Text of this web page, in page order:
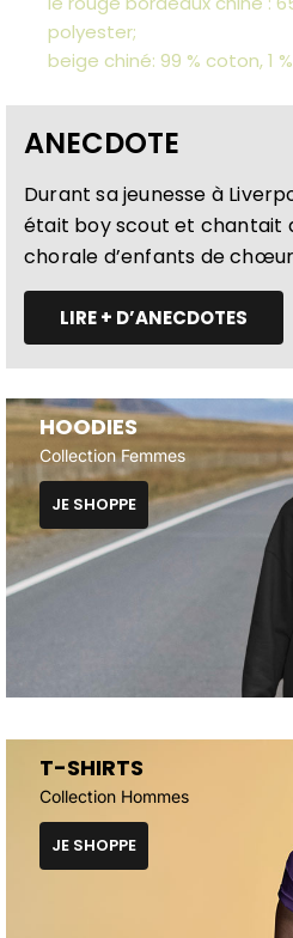
polyester;
beige chiné: 99 % coton, 1
ANECDOTE
Durant sa jeunesse à
était boy scout et chantait
chorale d’enfants de
LIRE + D’ANECDOTES
HOODIES
Collection Femmes
JE SHOPPE
T-SHIRTS
Collection Hommes
JE SHOPPE